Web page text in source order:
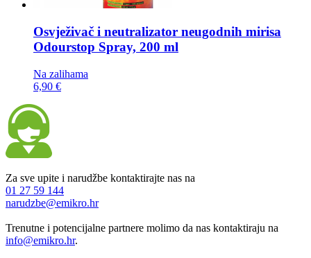
Osvježivač i neutralizator neugodnih mirisa
Odourstop Spray, 200 ml
Na zalihama
6,90 €
Za sve upite i narudžbe kontaktirajte nas na
01 27 59 144
narudzbe@emikro.hr
Trenutne i potencijalne partnere molimo da nas kontaktiraju na
info@emikro.hr.